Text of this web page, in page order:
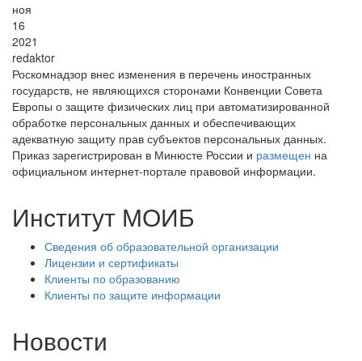
ноя
16
2021
redaktor
Роскомнадзор внес изменения в перечень иностранных
государств, не являющихся сторонами Конвенции Совета
Европы о защите физических лиц при автоматизированной
обработке персональных данных и обеспечивающих
адекватную защиту прав субъектов персональных данных.
Приказ зарегистрирован в Минюсте России и размещен на
официальном интернет-портале правовой информации.
Институт МОИБ
Сведения об образовательной организации
Лицензии и сертификаты
Клиенты по образованию
Клиенты по защите информации
Новости